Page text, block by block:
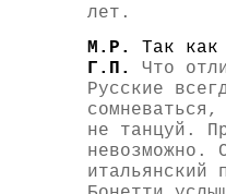
лет.
М.Р.
Так как
Г.П.
Что
Русские
не танцуй.
невозможно.
итальянский